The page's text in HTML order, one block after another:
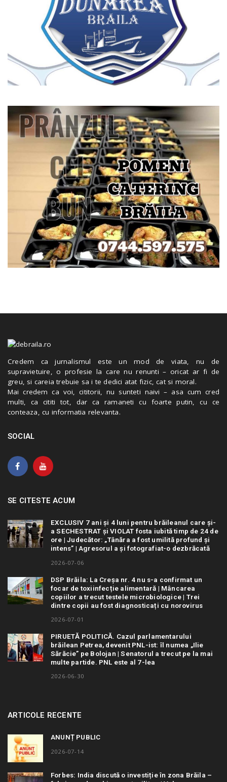
Credem ca jurnalismul este un mod de viata, nu de
supravietuire, o profesie la care nu renunti – oricat ar fi de
greu, si careia trebuie sa i te dedici atat fizic, cat si moral.
Mai credem ca voi, cititorii, nu sunteti naivi – asa cum cred
multi, ca cititi tot, dar ca ramaneti cu foarte putin, cu ce
conteaza, cu informatia relevanta.
SOCIAL
SE CITESTE ACUM
EXCLUSIV 7 ani și 4 luni pentru brăileanul care și-
a SECHESTRAT și VIOLAT fosta iubită timp de 24 de
ore | Judecător: „Tânăra a fost umilită profund și
intens” | Agresorul a și fotografiat-o dezbrăcată
2026-07-06
DSP Brăila: La Creșa nr. 4 nu s-a confirmat un
focar de toxiinfecție alimentară | Mâncarea
copiilor a trecut testele microbiologice | Trei
dintre copii au fost diagnosticați cu norovirus
2026-07-01
PIRUETĂ POLITICĂ. Cazul parlamentarului
brăilean Petrea, devenit PNL-ist: îl numea „Ilie
Sărăcie” pe Bolojan | Senatorul a trecut pe la mai
multe partide. PNL este al 7-lea
2026-06-30
ARTICOLE RECENTE
ANUNȚ PUBLIC
2026-07-14
Forbes: India discută o investiție în zona Brăila –